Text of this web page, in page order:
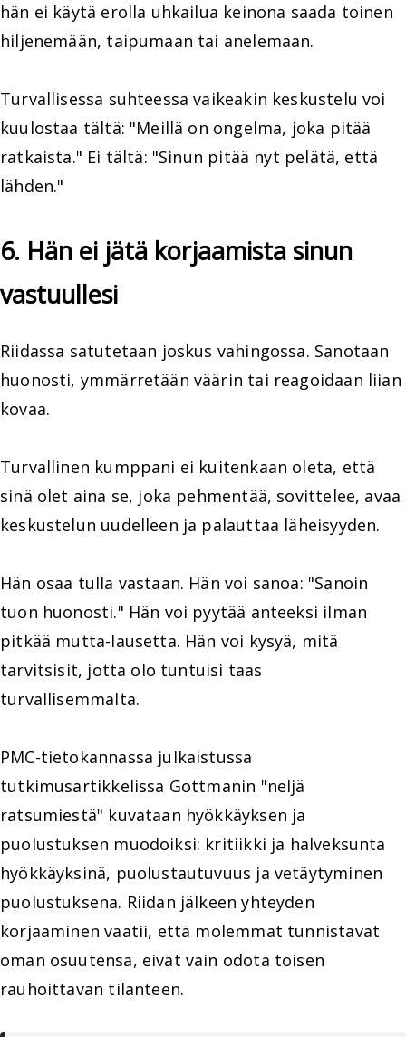
hän ei käytä erolla uhkailua keinona saada toinen
hiljenemään, taipumaan tai anelemaan.
Turvallisessa suhteessa vaikeakin keskustelu voi
kuulostaa tältä: "Meillä on ongelma, joka pitää
ratkaista." Ei tältä: "Sinun pitää nyt pelätä, että
lähden."
6. Hän ei jätä korjaamista sinun
vastuullesi
Riidassa satutetaan joskus vahingossa. Sanotaan
huonosti, ymmärretään väärin tai reagoidaan liian
kovaa.
Turvallinen kumppani ei kuitenkaan oleta, että
sinä olet aina se, joka pehmentää, sovittelee, avaa
keskustelun uudelleen ja palauttaa läheisyyden.
Hän osaa tulla vastaan. Hän voi sanoa: "Sanoin
tuon huonosti." Hän voi pyytää anteeksi ilman
pitkää mutta-lausetta. Hän voi kysyä, mitä
tarvitsisit, jotta olo tuntuisi taas
turvallisemmalta.
PMC-tietokannassa julkaistussa
tutkimusartikkelissa Gottmanin "neljä
ratsumiestä" kuvataan hyökkäyksen ja
puolustuksen muodoiksi: kritiikki ja halveksunta
hyökkäyksinä, puolustautuvuus ja vetäytyminen
puolustuksena. Riidan jälkeen yhteyden
korjaaminen vaatii, että molemmat tunnistavat
oman osuutensa, eivät vain odota toisen
rauhoittavan tilanteen.